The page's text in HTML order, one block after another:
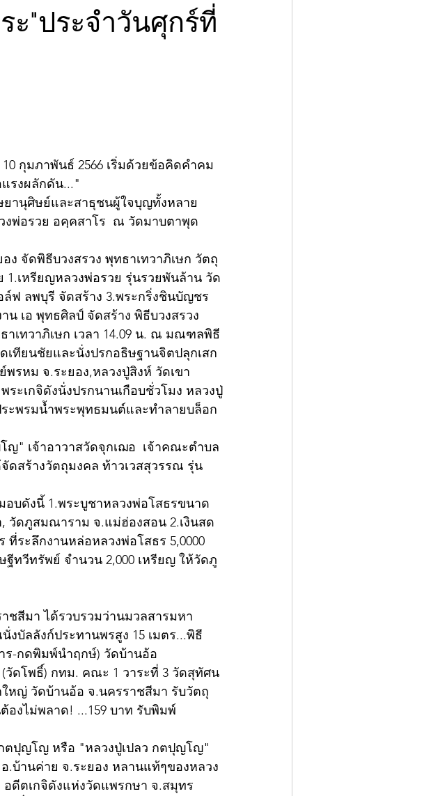
ะ"ประจำวันศุกร์ที่
กุมภาพันธ์ 2566 เริ่มด้วยข้อคิดคำคม
รงผลักดัน..."
ยานุศิษย์และสาธุชนผู้ใจบุญทั้งหลาย
งพ่อรวย อคฺคสาโร  ณ วัดมาบตาพุด
ง จัดพิธีบวงสรวง พุทธาเทวาภิเษก วัตถุ
เหรียญหลวงพ่อรวย รุ่นรวยพันล้าน วัด
ฟ ลพบุรี จัดสร้าง 3.พระกริ่งชินบัญชร
เอ พุทธศิลป์ จัดสร้าง พิธีบวงสรวง
เทวาภิเษก เวลา 14.09 น. ณ มณฑลพิธี
ทียนชัยและนั่งปรกอธิษฐานจิตปลุกเสก
พรหม จ.ระยอง,หลวงปู่สิงห์ วัดเขา
ระเกจิดังนั่งปรกนานเกือบชั่วโมง หลวงปู่
ะพรมน้ำพระพุทธมนต์และทำลายบล็อก
ญ" เจ้าอาวาสวัดจุกเฌอ  เจ้าคณะตำบล
ดสร้างวัตถุมงคล ท้าวเวสสุวรรณ รุ่น
อบดังนี้ 1.พระบูชาหลวงพ่อโสธรขนาด
วัดภูสมณาราม จ.แม่ฮ่องสอน 2.เงินสด
ที่ระลึกงานหล่อหลวงพ่อโสธร 5,0000
ทวีทรัพย์ จำนวน 2,000 เหรียญ ให้วัดภู
งบัลลังก์ประทานพรสูง 15 เมตร...พิธี
ร-กดพิมพ์นำฤกษ์) วัดบ้านอ้อ
วัดโพธิ์) กทม. คณะ 1 วาระที่ 3 วัดสุทัศน
หญ่ วัดบ้านอ้อ จ.นครราชสีมา รับวัตถุ
องไม่พลาด! ...159 บาท รับพิมพ์
ตปุญโญ หรือ "หลวงปู่เปลว กตปุญโญ"
.บ้านค่าย จ.ระยอง หลานแท้ๆของหลวง
ดีตเกจิดังแห่งวัดแพรกษา จ.สมุทร